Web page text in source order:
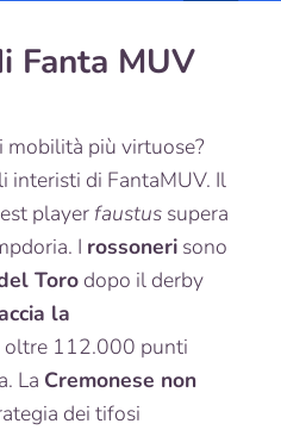
Fanta MUV
mobilità più virtuose?
interisti di FantaMUV. Il
player faustus supera
I rossoneri sono
Toro dopo il derby
la
oltre 112.000 punti
La Cremonese non
dei tifosi